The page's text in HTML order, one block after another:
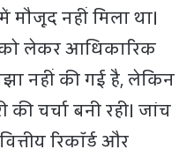
मौजूद नहीं मिला था।
को लेकर आधिकारिक
नहीं की गई है, लेकिन
चर्चा बनी रही। जांच
रिकॉर्ड और